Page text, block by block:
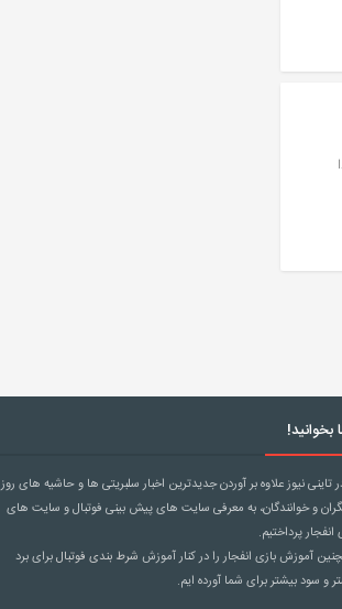
بخوانید!
تاینی نیوز علاوه بر آوردن جدیدترین اخبار سلبریتی ها و حاشیه های روز
و خوانندگان، به معرفی سایت های پیش بینی فوتبال و سایت های
انفجار پرداختیم.
آموزش بازی انفجار را در کنار آموزش شرط بندی فوتبالبرای برد
و سود بیشتر برای شما آورده ایم.